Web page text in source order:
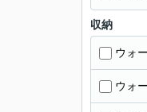
収納
ウォ
ウォ